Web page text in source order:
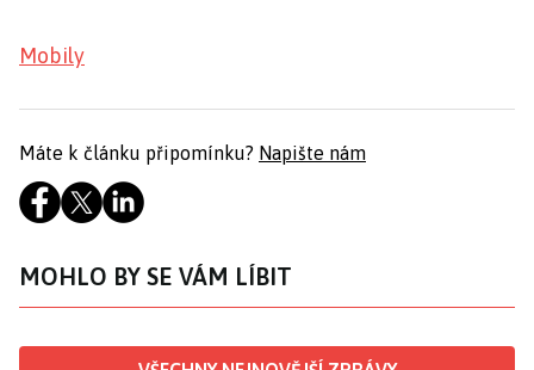
Mobily
Máte k článku připomínku? Napište nám
MOHLO BY SE VÁM LÍBIT